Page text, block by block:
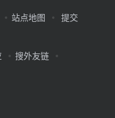
站点地图 提交
搜外友链